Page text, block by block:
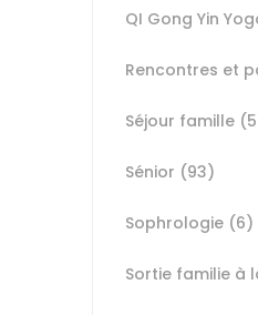
QI Gong Yin
Rencontres et
Séjour famille
Sénior (93)
Sophrologie (6)
Sortie familie à